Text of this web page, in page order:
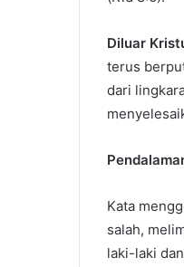
Diluar
terus
dari
Kata
salah,
laki-laki